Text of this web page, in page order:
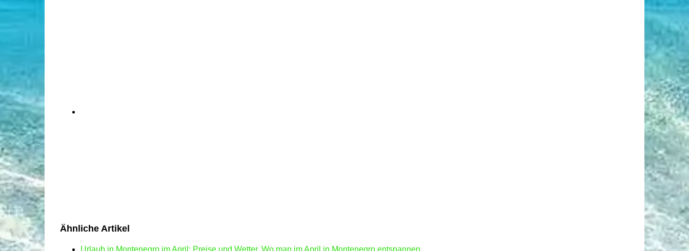
Ähnliche Artikel
Urlaub in Montenegro im April: Preise und Wetter. Wo man im April in Montenegro entspannen